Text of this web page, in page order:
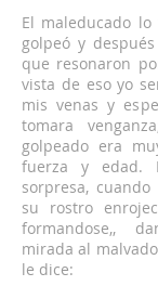
El maleducado
golpeó y
que resonaron
vista de eso yo
mis venas y
tomara
golpeado era
fuerza y edad.
sorpresa,
su rostro
formandose,,
mirada al
le dice: